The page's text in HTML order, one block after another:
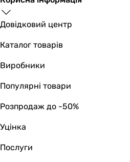
Тип
душовий набір
душовий набір
душовий набір
душовий набір
душовий набір
душовий набір
душовий набір
Довідковий центр
Каталог товарів
Виробники
Популярні товари
Розпродаж до -50%
Уцінка
Послуги